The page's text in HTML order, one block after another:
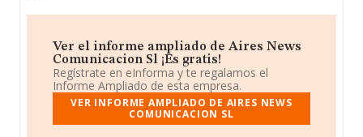
Ver el informe ampliado de Aires News
Comunicacion Sl ¡Es gratis!
Regístrate en eInforma y te regalamos el
Informe Ampliado de esta empresa.
VER INFORME AMPLIADO DE AIRES NEWS
COMUNICACION SL